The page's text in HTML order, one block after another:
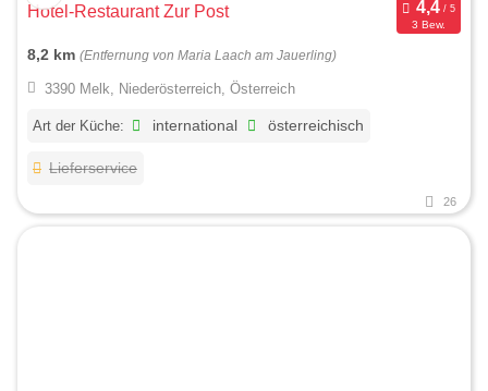
Hotel-Restaurant Zur Post
3 Bew.
8,2 km (Entfernung von Maria Laach am Jauerling)
3390 Melk, Niederösterreich, Österreich
Art der Küche: international österreichisch
Lieferservice
26